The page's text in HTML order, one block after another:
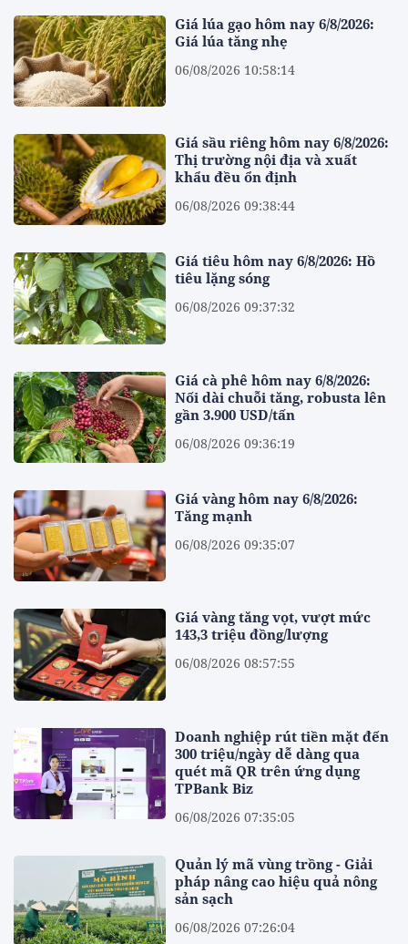
Giá lúa gạo hôm nay 6/8/2026:
Giá lúa tăng nhẹ
06/08/2026 10:58:14
Giá sầu riêng hôm nay 6/8/2026:
Thị trường nội địa và xuất
khẩu đều ổn định
06/08/2026 09:38:44
Giá tiêu hôm nay 6/8/2026: Hồ
tiêu lặng sóng
06/08/2026 09:37:32
Giá cà phê hôm nay 6/8/2026:
Nối dài chuỗi tăng, robusta lên
gần 3.900 USD/tấn
06/08/2026 09:36:19
Giá vàng hôm nay 6/8/2026:
Tăng mạnh
06/08/2026 09:35:07
Giá vàng tăng vọt, vượt mức
143,3 triệu đồng/lượng
06/08/2026 08:57:55
Doanh nghiệp rút tiền mặt đến
300 triệu/ngày dễ dàng qua
quét mã QR trên ứng dụng
TPBank Biz
06/08/2026 07:35:05
Quản lý mã vùng trồng - Giải
pháp nâng cao hiệu quả nông
sản sạch
06/08/2026 07:26:04